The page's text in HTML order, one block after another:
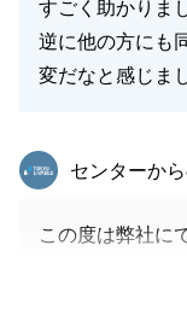
なお、今回のお
ていただきまし
これからの営業
し上げます。
すごく助かりま
逆に他の方にも
変だなと感じま
東急リバブル
センターか
この度は弊社に